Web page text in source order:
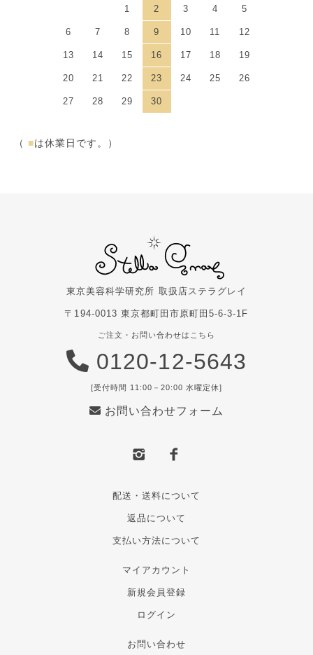
1 2 3 4 5
6 7 8 9 10 11 12
13 14 15 16 17 18 19
20 21 22 23 24 25 26
27 28 29 30
（ ■は休業日です。）
東京美容科学研究所 取扱店 ステラグレイ
〒194-0013 東京都町田市原町田5-6-3-1F
ご注文・お問い合わせはこちら
0120-12-5643
[受付時間 11:00－20:00 水曜定休]
お問い合わせフォーム
配送・送料について
返品について
支払い方法について
マイアカウント
新規会員登録
ログイン
お問い合わせ